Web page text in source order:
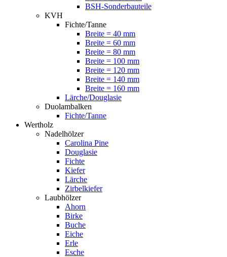
BSH-Sonderbauteile
KVH
Fichte/Tanne
Breite = 40 mm
Breite = 60 mm
Breite = 80 mm
Breite = 100 mm
Breite = 120 mm
Breite = 140 mm
Breite = 160 mm
Lärche/Douglasie
Duolambalken
Fichte/Tanne
Wertholz
Nadelhölzer
Carolina Pine
Douglasie
Fichte
Kiefer
Lärche
Zirbelkiefer
Laubhölzer
Ahorn
Birke
Buche
Eiche
Erle
Esche